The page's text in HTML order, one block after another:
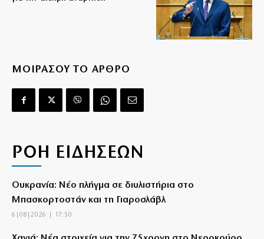
ΜΟΙΡΑΣΟΥ ΤΟ ΑΡΘΡΟ
ΡΟΗ ΕΙΔΗΣΕΩΝ
Ουκρανία: Νέο πλήγμα σε διυλιστήρια στο
Μπασκορτοστάν και τη Γιαροσλάβλ
6|08|2026 | 17:50